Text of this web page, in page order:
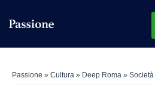
Passione » Cultura » Deep Roma » Società